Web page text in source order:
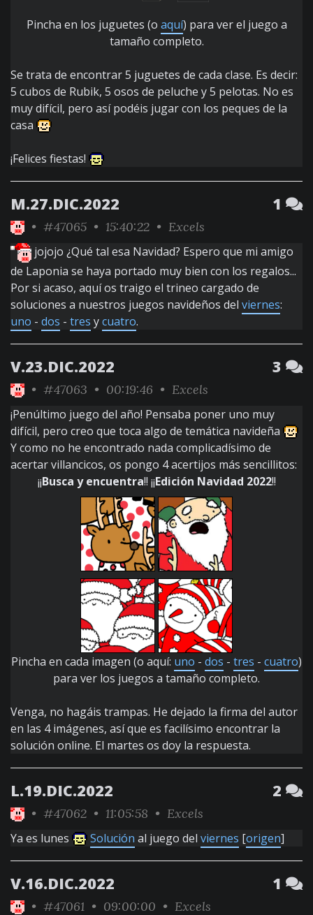
Pincha en los juguetes (o aquí) para ver el juego a
tamaño completo.
Se trata de encontrar 5 juguetes de cada clase. Es decir:
5 cubos de Rubik, 5 osos de peluche y 5 pelotas. No es
muy difícil, pero así podéis jugar con los peques de la
casa
¡Felices fiestas!
M.27.DIC.2022 1
• #47065 • 15:40:22 • Excels
jojojo ¿Qué tal esa Navidad? Espero que mi amigo
de Laponia se haya portado muy bien con los regalos...
Por si acaso, aquí os traigo el trineo cargado de
soluciones a nuestros juegos navideños del viernes:
uno - dos - tres ycuatro.
V.23.DIC.2022 3
• #47063 • 00:19:46 • Excels
¡Penúltimo juego del año! Pensaba poner uno muy
difícil, pero creo que toca algo de temática navideña
Y como no he encontrado nada complicadísimo de
acertar villancicos, os pongo 4 acertijos más sencillitos:
¡¡Busca y encuentra!! ¡¡Edición Navidad 2022!!
Pincha en cada imagen (o aquí: uno - dos - tres - cuatro)
para ver los juegos a tamaño completo.
Venga, no hagáis trampas. He dejado la firma del autor
en las 4 imágenes, así que es facilísimo encontrar la
solución online. El martes os doy la respuesta.
L.19.DIC.2022 2
• #47062 • 11:05:58 • Excels
Ya es lunes Solución al juego del viernes [origen]
V.16.DIC.2022 1
• #47061 • 09:00:00 • Excels